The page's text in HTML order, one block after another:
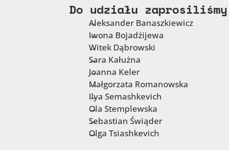
Do udziału
Aleksander Banaszkiewicz
Iwona Bojadżijewa
Witek Dąbrowski
Sara Kałużna
Joanna Keler
Małgorzata Romanowska
Ilya Semashkevich
Ola Stemplewska
Sebastian Świąder
Olga Tsiashkevich